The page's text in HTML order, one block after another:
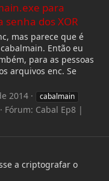
para
dos XOR
mas parece que é
Então eu
para as pessoas
arquivos enc. Se
2014
cabalmain
Fórum: Cabal Ep8 |
a criptografar o